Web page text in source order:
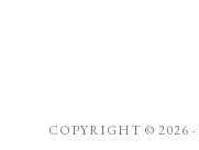
COPYRIGHT © 2026 ·